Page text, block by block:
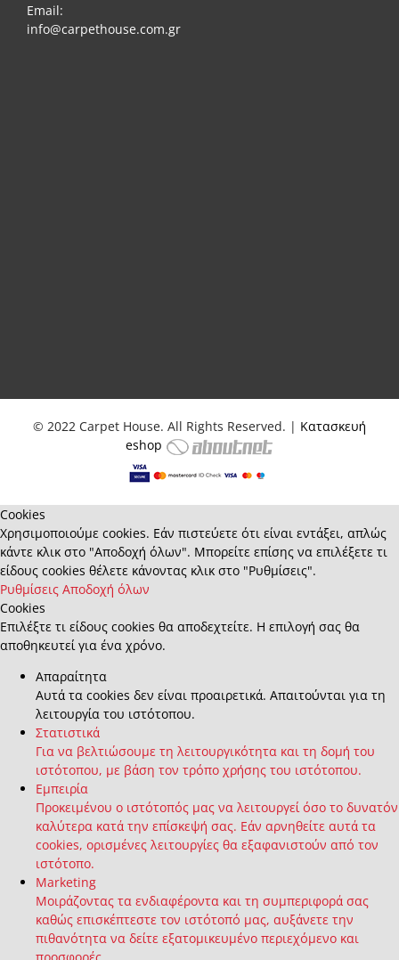
Email:
info@carpethouse.com.gr
© 2022 Carpet House. All Rights Reserved. | Κατασκευή
eshop
Cookies
Χρησιμοποιούμε cookies. Εάν πιστεύετε ότι είναι εντάξει, απλώς
κάντε κλικ στο "Αποδοχή όλων". Μπορείτε επίσης να επιλέξετε τι
είδους cookies θέλετε κάνοντας κλικ στο "Ρυθμίσεις".
Ρυθμίσεις Αποδοχή όλων
Cookies
Επιλέξτε τι είδους cookies θα αποδεχτείτε. Η επιλογή σας θα
αποθηκευτεί για ένα χρόνο.
Απαραίτητα
Αυτά τα cookies δεν είναι προαιρετικά. Απαιτούνται για τη
λειτουργία του ιστότοπου.
Στατιστικά
Για να βελτιώσουμε τη λειτουργικότητα και τη δομή του
ιστότοπου, με βάση τον τρόπο χρήσης του ιστότοπου.
Εμπειρία
Προκειμένου ο ιστότοπός μας να λειτουργεί όσο το δυνατόν
καλύτερα κατά την επίσκεψή σας. Εάν αρνηθείτε αυτά τα
cookies, ορισμένες λειτουργίες θα εξαφανιστούν από τον
ιστότοπο.
Marketing
Μοιράζοντας τα ενδιαφέροντα και τη συμπεριφορά σας
καθώς επισκέπτεστε τον ιστότοπό μας, αυξάνετε την
πιθανότητα να δείτε εξατομικευμένο περιεχόμενο και
προσφορές.